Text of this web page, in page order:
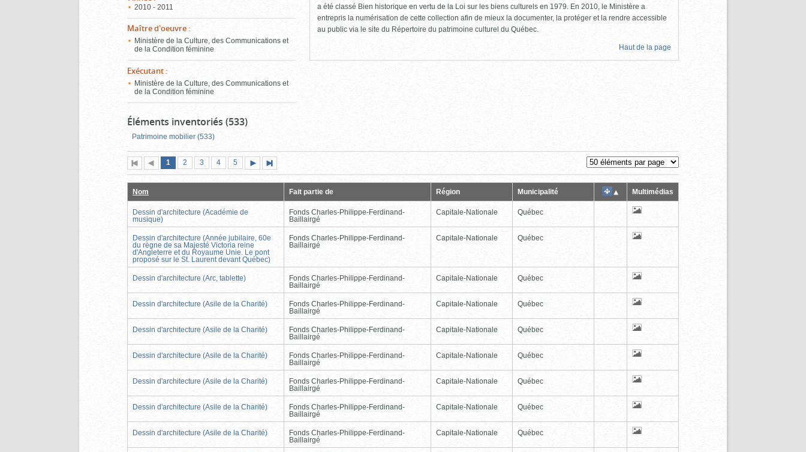
2010 - 2011
Maître d'oeuvre :
Ministère de la Culture, des Communications et
de la Condition féminine
Exécutant :
Ministère de la Culture, des Communications et
de la Condition féminine
a été classé Bien historique en vertu de la Loi sur les biens culturels en 1979. En 2010, le Ministère a
entrepris la numérisation de cette collection afin de mieux la documenter, la protéger et la rendre accessible
au public via le site du Répertoire du patrimoine culturel du Québec.
Haut de la page
Éléments inventoriés (533)
Patrimoine mobilier (533)
Première
page
Page
précédente
Page
1 (page
actuelle)
Page
2 Page
3 Page
4 Page
5
suivante
page
Nom Fait partie de Région Municipalité Multimédias
Dessin d'architecture (Académie de
musique)
Fonds Charles-Philippe-Ferdinand-
Baillairgé
Capitale-Nationale Québec
Dessin d'architecture (Année jubilaire, 60e
du règne de sa Majesté Victoria reine
d'Angleterre et du Royaume Unie. Le pont
proposé sur le St. Laurent devant Québec)
Fonds Charles-Philippe-Ferdinand-
Baillairgé
Capitale-Nationale Québec
Dessin d'architecture (Arc, tablette)
Fonds Charles-Philippe-Ferdinand-
Baillairgé
Capitale-Nationale Québec
Dessin d'architecture (Asile de la Charité)
Fonds Charles-Philippe-Ferdinand-
Baillairgé
Capitale-Nationale Québec
Dessin d'architecture (Asile de la Charité)
Fonds Charles-Philippe-Ferdinand-
Baillairgé
Capitale-Nationale Québec
Dessin d'architecture (Asile de la Charité)
Fonds Charles-Philippe-Ferdinand-
Baillairgé
Capitale-Nationale Québec
Dessin d'architecture (Asile de la Charité)
Fonds Charles-Philippe-Ferdinand-
Baillairgé
Capitale-Nationale Québec
Dessin d'architecture (Asile de la Charité)
Fonds Charles-Philippe-Ferdinand-
Baillairgé
Capitale-Nationale Québec
Dessin d'architecture (Asile de la Charité)
Fonds Charles-Philippe-Ferdinand-
Baillairgé
Capitale-Nationale Québec